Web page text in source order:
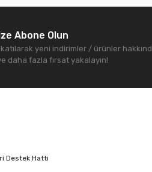
Abone Olun
yeni indirimler / ürünler
daha fazla fırsat yakalayın!
Destek Hattı